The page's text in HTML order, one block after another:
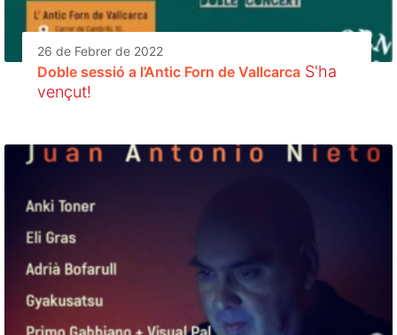
26 de Febrer de 2022
Doble sessió a l’Antic Forn de Vallcarca S'ha
vençut!